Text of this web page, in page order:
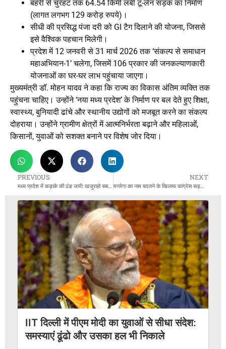
बहरी से चुरहट तक 64.54 किमी लंबी टू-लेन सड़क का निर्माण
(लागत लगभग 129 करोड़ रुपये)।
सीधी की प्रसिद्ध पंजा दरी को GI टैग दिलाने की योजना, जिससे
इसे वैश्विक पहचान मिलेगी।
प्रदेश में 12 जनवरी से 31 मार्च 2026 तक ‘संकल्प से समाधान
महाअभियान-1’ चलेगा, जिसमें 106 प्रकार की जनकल्याणकारी
योजनाओं का घर-घर लाभ पहुंचाया जाएगा।
मुख्यमंत्री डॉ. मोहन यादव ने कहा कि राज्य का विकास अंतिम व्यक्ति तक
पहुंचना चाहिए। उन्होंने ‘नया मध्य प्रदेश’ के निर्माण पर बल देते हुए शिक्षा,
स्वास्थ्य, बुनियादी ढांचे और स्थानीय उद्योगों को मजबूत करने का संकल्प
दोहराया। उन्होंने ग्रामीण क्षेत्रों में आत्मनिर्भरता बढ़ाने और महिलाओं,
किसानों, युवाओं को सशक्त बनाने पर विशेष जोर दिया।
PREVIOUS
मध्य प्रदेश में कड़ाके की ठंड जारी: खजुराहो सबसे सर्द (3.4°C), घना कोहरा और शीतलहर का कहर
NEXT
मनरेगा का नाम बदलने के खिलाफ कांग्रेस सड़कों पर
IIT दिल्ली में पीएम मोदी का युवाओं से सीधा संदेश:
समस्याएं ढूंढो और उसका हल भी निकाले